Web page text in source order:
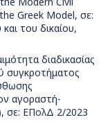
Greek Model, σε:
του δικαίου,
διαδικασίας
συγκροτήματος
αγοραστή-
σε: ΕΠολΔ 2/2023